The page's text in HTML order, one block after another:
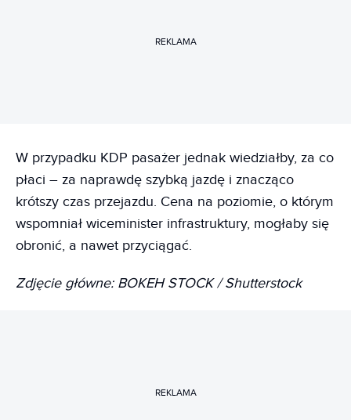
REKLAMA
W przypadku KDP pasażer jednak wiedziałby, za co
płaci – za naprawdę szybką jazdę i znacząco
krótszy czas przejazdu. Cena na poziomie, o którym
wspomniał wiceminister infrastruktury, mogłaby się
obronić, a nawet przyciągać.
Zdjęcie główne: BOKEH STOCK / Shutterstock
REKLAMA